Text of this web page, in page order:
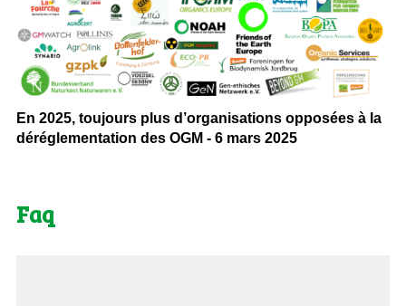
En 2025, toujours plus d’organisations opposées à la
déréglementation des OGM - 6 mars 2025
Faq